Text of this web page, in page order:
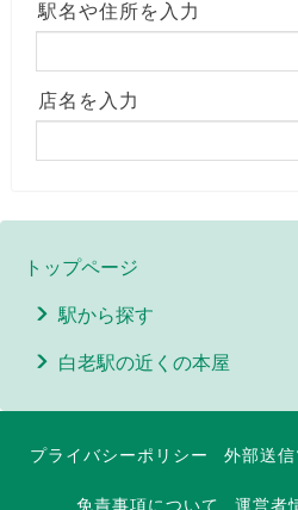
駅名や住所を入力
店名を入力
トップページ
駅から探す
白老駅の近くの本屋
プライバシーポリシー 外部送
免責事項について 運営者